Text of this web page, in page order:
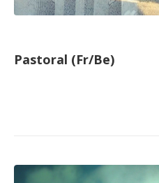
Pastoral (Fr/Be)